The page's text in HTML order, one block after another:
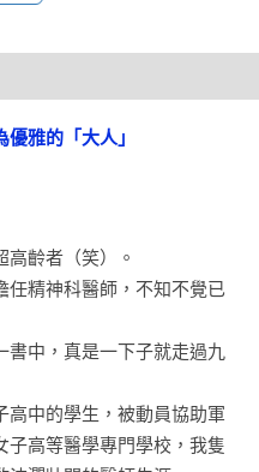
心也是一樣，不好好對待就
睡眠和飲食
想完成？」過好每個當下
詳的笑容，迎接人生的最後
考慮行動不便的生活吧！
生活的每一刻
不講究」
雅的「大人」
齡者（笑）。
任精神科醫師，不知不覺已
書中，真是一下子就走過九
高中的學生，被動員協助軍
子高等醫學專門學校，我隻